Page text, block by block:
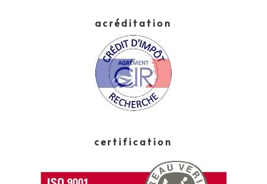
acréditation
certification